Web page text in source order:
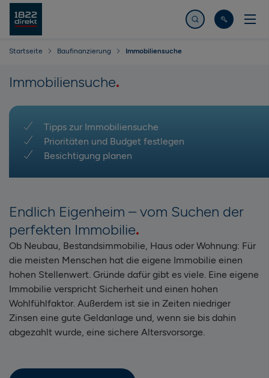
Jetzt suchen
Startseite Baufinanzierung Immobiliensuche
Immobiliensuche
Tipps zur Immobiliensuche
Prioritäten und Budget festlegen
Besichtigung planen
Endlich Eigenheim – vom Suchen der
perfekten Immobilie
Ob Neubau, Bestandsimmobilie, Haus oder Wohnung: Für
die meisten Menschen hat die eigene Immobilie einen
hohen Stellenwert. Gründe dafür gibt es viele. Eine eigene
Immobilie verspricht Sicherheit und einen hohen
Wohlfühlfaktor. Außerdem ist sie in Zeiten niedriger
Zinsen eine gute Geldanlage und, wenn sie bis dahin
abgezahlt wurde, eine sichere Altersvorsorge.